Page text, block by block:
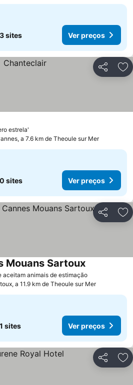
sites Ver preços
Partilhar
estrela'
a 7.6 km de Theoule sur Mer
sites Ver preços
Partilhar
aceitam animais de estimação
Mouans Sartoux
a 11.9 km de Theoule sur Mer
sites Ver preços
Partilhar